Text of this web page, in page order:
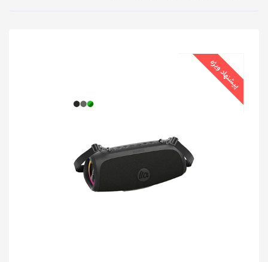
پیشنهاد ویژه